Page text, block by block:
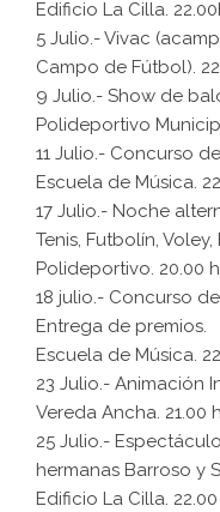
Edificio La Cilla.
5 Julio.- Vivac
Campo de Fútbol).
9 Julio.- Show de
Polideportivo
11 Julio.- Concurso
Escuela de Música.
17 Julio.- Noche
Tenis, Futbolín,
Polideportivo. 20.00
18 julio.- Concurso de
Entrega de premios.
Escuela de Música.
23 Julio.- Animación
Vereda Ancha. 21.00
25 Julio.-
hermanas Barroso y
Edificio La Cilla.